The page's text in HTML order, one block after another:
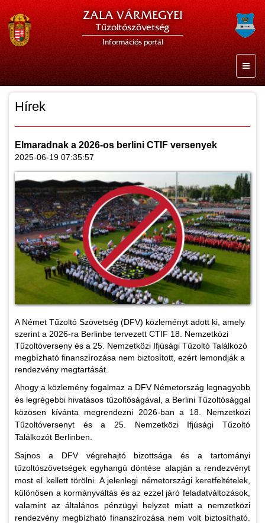
ZALA VÁRMEGYEI
Tűzoltószövetség
Információs portál
Hírek
Elmaradnak a 2026-os berlini CTIF versenyek
2025-06-19 07:35:57
A Német Tűzoltó Szövetség (DFV) közleményt adott ki, amely
szerint a 2026-ra Berlinbe tervezett CTIF 18. Nemzetközi
Tűzoltóverseny és a 25. Nemzetközi Ifjúsági Tűzoltó Találkozó
megbízható finanszírozása nem biztosított, ezért lemondják a
rendezvény megtartását.
Ahogy a közlemény fogalmaz a DFV Németország legnagyobb
és legrégebbi hivatásos tűzoltóságával, a Berlini Tűzoltósággal
közösen kívánta megrendezni 2026-ban a 18. Nemzetközi
Tűzoltóversenyt és a 25. Nemzetközi Ifjúsági Tűzoltó
Találkozót Berlinben.
Sajnos a DFV végrehajtó bizottsága és a tartományi
tűzoltószövetségek egyhangú döntése alapján a rendezvényt
most el kellett törölni. A jelenlegi németországi keretfeltételek,
különösen a kormányváltás és az ezzel járó feladatváltozások,
valamint az általános pénzügyi helyzet miatt a nemzetközi
rendezvény megbízható finanszírozása nem volt biztosítható.